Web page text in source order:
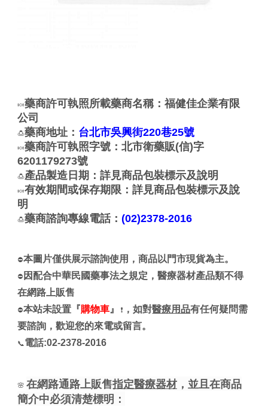
🍬藥商許可執照所載藥商名稱：福健佳企業有限
公司
🍮藥商地址： 台北市吳興街220巷25號
🍬藥商許可執照字號：北市衛藥販(信)字
6201179273號
🍮產品製造日期：詳見商品包裝標示及說明
🍬有效期間或保存期限：詳見商品包裝標示及說
明
🍮藥商諮詢專線電話：(02)2378-2016
⛔本圖片僅供展示諮詢使用，商品以門市現貨為主。
⛔ 因配合中華民國藥事法之規定，醫療器材產品類不得
在網路上販售
⛔本站未設置『購物車』 ❗ ，如對醫療用品有任何疑問需
要諮詢，歡迎您的來電或留言。
📞電話:02-2378-2016
🌸在網路通路上販售指定醫療器材 ，並且在商品
簡介中必須清楚標明：